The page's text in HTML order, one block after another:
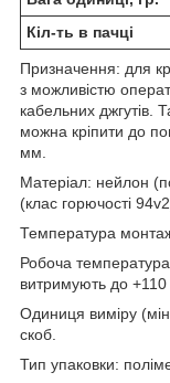
Кіл-ть в пачці
Призначення: для
з можливістю
кабельних джгутів.
можна кріпити до
мм.
Матеріал: нейлон
(клас горючості
Температура
Робоча
витримують до +110
Одиниця виміру
скоб.
Тип упаковки: